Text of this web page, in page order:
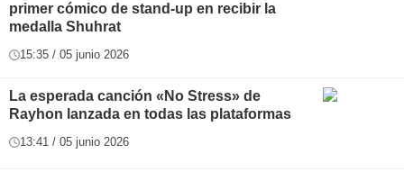
primer cómico de stand-up en recibir la
medalla Shuhrat
15:35 / 05 junio 2026
La esperada canción «No Stress» de
Rayhon lanzada en todas las plataformas
13:41 / 05 junio 2026